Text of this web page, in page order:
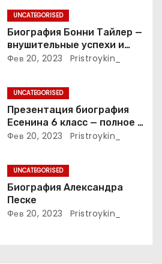
UNCATEGORISED
Биография Бонни Тайлер —
внушительные успехи и
интимные подробности
Фев 20, 2023 Pristroykin_
UNCATEGORISED
Презентация биография
Есенина 6 класс — полное и
подробное описание жизни
Фев 20, 2023 Pristroykin_
UNCATEGORISED
Биография Александра
Песке
Фев 20, 2023 Pristroykin_